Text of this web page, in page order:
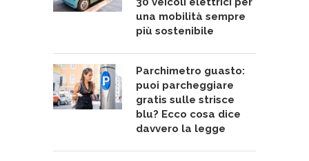
una mobilità sempre
più sostenibile
Parchimetro guasto:
puoi parcheggiare
gratis sulle strisce
blu? Ecco cosa dice
davvero la legge